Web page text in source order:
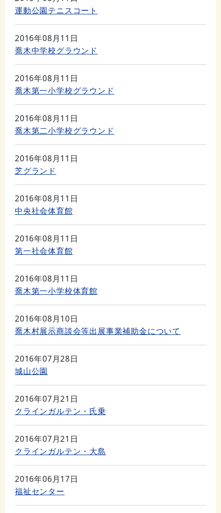
運動公園テニスコート
2016年08月11日
喬木中学校グラウンド
2016年08月11日
喬木第一小学校グラウンド
2016年08月11日
喬木第二小学校グラウンド
2016年08月11日
芝グランド
2016年08月11日
中央社会体育館
2016年08月11日
第一社会体育館
2016年08月11日
喬木第一小学校体育館
2016年08月10日
喬木村展示商談会等出展事業補助金について
2016年07月28日
城山公園
2016年07月21日
クラインガルテン・氏乗
2016年07月21日
クラインガルテン・大島
2016年06月17日
福祉センター